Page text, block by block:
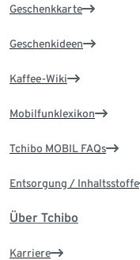
Geschenkkarte
Geschenkideen
Kaffee-Wiki
Mobilfunklexikon
Tchibo MOBIL FAQs
Entsorgung / Inhaltsstoffe
Über Tchibo
Karriere